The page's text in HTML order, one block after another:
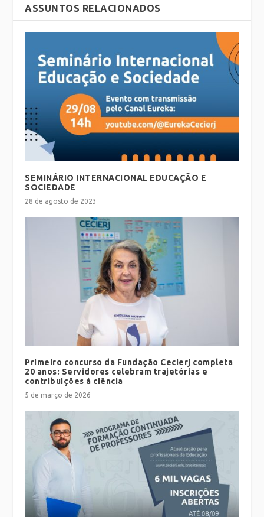
ASSUNTOS RELACIONADOS
SEMINÁRIO INTERNACIONAL EDUCAÇÃO E
SOCIEDADE
28 de agosto de 2023
Primeiro concurso da Fundação Cecierj completa
20 anos: Servidores celebram trajetórias e
contribuições à ciência
5 de março de 2026